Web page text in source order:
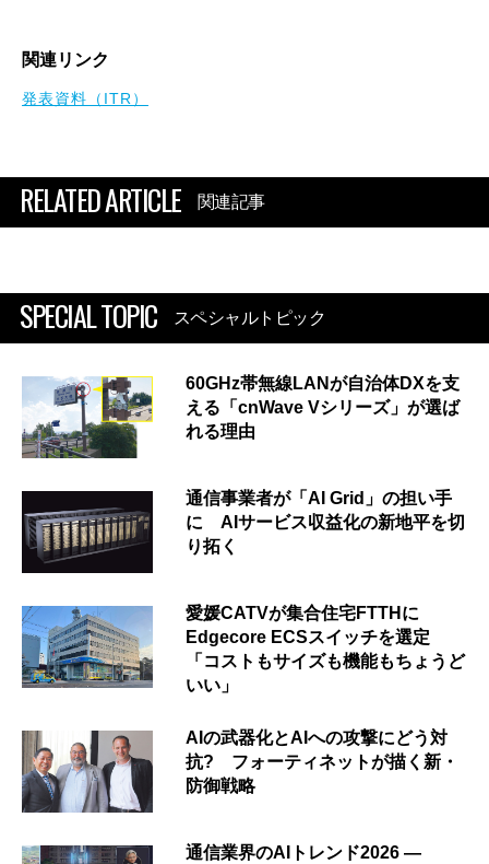
関連リンク
発表資料（ITR）
RELATED ARTICLE 関連記事
SPECIAL TOPIC スペシャルトピック
60GHz帯無線LANが自治体DXを支
える「cnWave Vシリーズ」が選ば
れる理由
通信事業者が「AI Grid」の担い手
に AIサービス収益化の新地平を切
り拓く
愛媛CATVが集合住宅FTTHに
Edgecore ECSスイッチを選定
「コストもサイズも機能もちょうど
いい」
AIの武器化とAIへの攻撃にどう対
抗? フォーティネットが描く新・
防御戦略
通信業界のAIトレンド2026 ―